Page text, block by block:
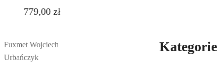
779,00 zł
Fuxmet Wojciech
Urbańczyk
Kategorie